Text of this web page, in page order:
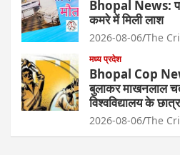
Bhopal News:
कमरे में मिली लाश
2026-08-06 The
मध्य प्रदेश
Bhopal Cop
बुलाकर माखनलाल
विश्वविद्यालय के
2026-08-06 The